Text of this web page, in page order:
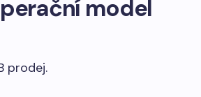
model
prodej.